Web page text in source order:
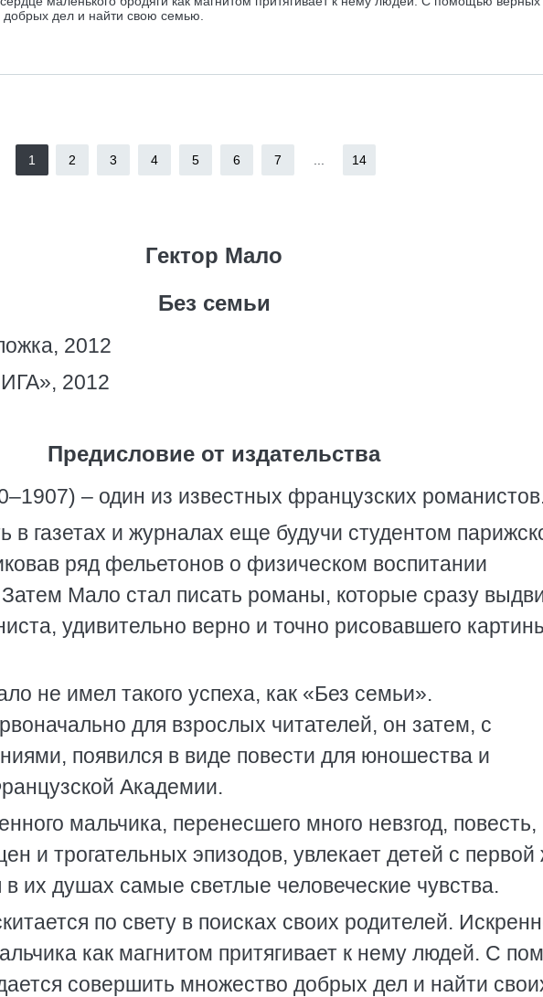
дел и найти свою семью.
1 2 3 4 5 6 7 14
Гектор Мало
Без семьи
2012
2012
Предисловие от издательства
– один из известных французских
в газетах и журналах еще будучи студентом
ряд фельетонов о физическом воспитании
Мало стал писать романы, которые сразу
удивительно верно и точно рисовавшего
не имел такого успеха, как «Без семьи».
для взрослых читателей, он затем, с
появился в виде повести для юношества и
Академии.
мальчика, перенесшего много невзгод, повесть,
и трогательных эпизодов, увлекает детей с первой
их душах самые светлые человеческие чувства.
по свету в поисках своих родителей.
как магнитом притягивает к нему людей. С
совершить множество добрых дел и найти